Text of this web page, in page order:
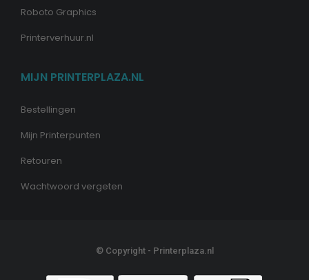
Roboto Graphics
Printerverhuur.nl
MIJN PRINTERPLAZA.NL
Bestellingen
Mijn Printerpunten
Retouren
Wachtwoord vergeten
© Copyright - Printerplaza.nl